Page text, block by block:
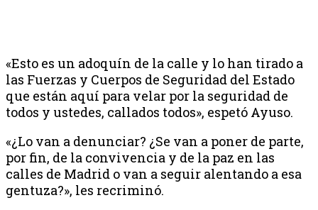
«Esto es un adoquín de la calle y lo han tirado a
las Fuerzas y Cuerpos de Seguridad del Estado
que están aquí para velar por la seguridad de
todos y ustedes, callados todos», espetó Ayuso.
«¿Lo van a denunciar? ¿Se van a poner de parte,
por fin, de la convivencia y de la paz en las
calles de Madrid o van a seguir alentando a esa
gentuza?», les recriminó.